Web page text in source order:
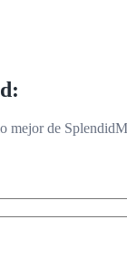
mejor de